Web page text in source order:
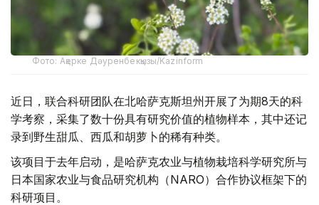
Фото: Ақерке Дәуренбекқызы/Kazinform
近日，联合科研团队在北哈萨克斯坦州开展了为期8天的科
学考察，采集了数十份具有研究价值的植物样本，其中还记
录到野生甜瓜、西瓜和胡萝卜的稀有种类。
该项目于去年启动，是哈萨克农业与植物栽培科学研究所与
日本国家农业与食品研究机构（NARO）合作协议框架下的
科研项目。